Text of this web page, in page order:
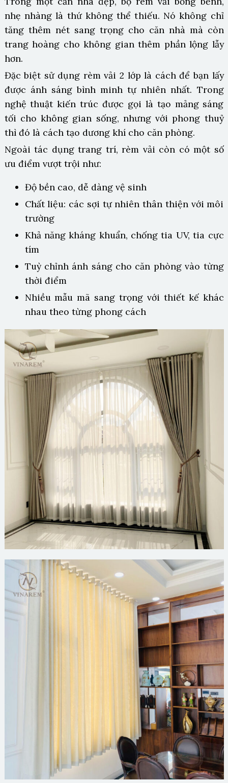
nhẹ nhàng là thứ không thể thiếu. Nó không chỉ
tăng thêm nét sang trọng cho căn nhà mà còn
trang hoàng cho không gian thêm phần lộng lẫy
hơn.
Đặc biệt sử dụng rèm vải 2 lớp là cách để bạn lấy
được ánh sáng bình minh tự nhiên nhất. Trong
nghệ thuật kiến trúc được gọi là tạo mảng sáng
tối cho không gian sống, nhưng với phong thuỷ
thì đó là cách tạo dương khí cho căn phòng.
Ngoài tác dụng trang trí, rèm vải còn có một số
ưu điểm vượt trội như:
Độ bền cao, dễ dàng vệ sinh
Chất liệu: các sợi tự nhiên thân thiện với môi
trường
Khả năng kháng khuẩn, chống tia UV, tia cực
tím
Tuỳ chỉnh ánh sáng cho căn phòng vào từng
thời điểm
Nhiều mẫu mã sang trọng với thiết kế khác
nhau theo từng phong cách